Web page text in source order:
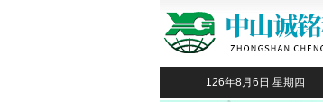
126年8月6日 星期四